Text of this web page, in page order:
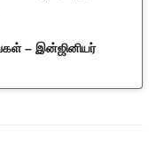
– இன்ஜினியர்